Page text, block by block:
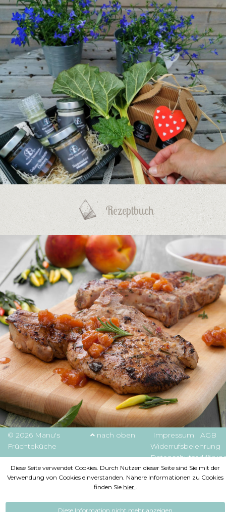
Rezeptbuch
© 2026 Manu's
Früchteküche
nach oben Impressum
AGB
Widerrufsbelehrung
Diese Seite verwendet Cookies. Durch Nutzen dieser Seite sind Sie mit der
Verwendung von Cookies einverstanden. Nähere Informationen zu Cookies
finden Sie hier .
Diese Information nicht mehr anzeigen